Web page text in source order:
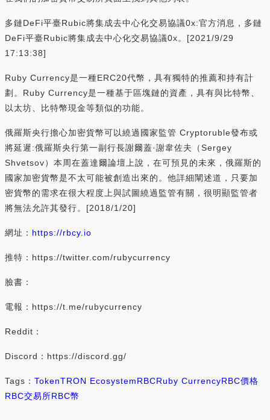
多鏈DeFi平臺Rubic將集成去中心化交易協議0x:官方消息，多鏈
DeFi平臺Rubic將集成去中心化交易協議0x。[2021/9/29
17:13:38]
Ruby Currency是一種ERC20代幣，具有獨特的推薦和持有計
劃。Ruby Currency是一種基于區塊鏈的資產，具有與比特幣、
以太坊、比特幣現金等類似的功能。
俄羅斯央行擔心加密貨幣可以繞過國家監管 Cryptoruble發布或
將延遲:俄羅斯央行第一副行長謝爾蓋·謝韋佐夫（Sergey
Shvetsov）本周在蓋達爾論壇上說，在可預見的未來，俄羅斯的
國家加密貨幣是不太可能被創造出來的。他詳細闡述道，只要加
密貨幣的需求在很大程度上與試圖繞過監管有關，很明顯監管者
將無法允許其發行。[2018/1/20]
網址： https://rbcy.io
推特：https://twitter.com/rubycurrency
臉書：
電報：https://t.me/rubycurrency
Reddit：
Discord：https://discord.gg/
Tags： TokenTRON EcosystemRBCRuby CurrencyRBC價格
RBC交易所RBC幣